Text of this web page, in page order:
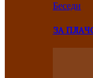
Беседи
ЗА